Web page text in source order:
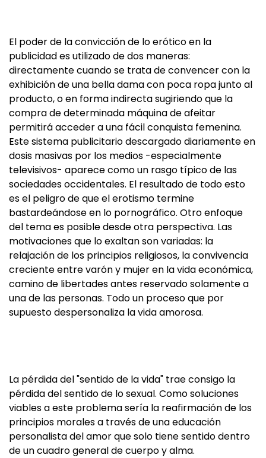
El poder de la convicción de lo erótico en la
publicidad es utilizado de dos maneras:
directamente cuando se trata de convencer con la
exhibición de una bella dama con poca ropa junto al
producto, o en forma indirecta sugiriendo que la
compra de determinada máquina de afeitar
permitirá acceder a una fácil conquista femenina.
Este sistema publicitario descargado diariamente en
dosis masivas por los medios -especialmente
televisivos- aparece como un rasgo típico de las
sociedades occidentales. El resultado de todo esto
es el peligro de que el erotismo termine
bastardeándose en lo pornográfico. Otro enfoque
del tema es posible desde otra perspectiva. Las
motivaciones que lo exaltan son variadas: la
relajación de los principios religiosos, la convivencia
creciente entre varón y mujer en la vida económica,
camino de libertades antes reservado solamente a
una de las personas. Todo un proceso que por
supuesto despersonaliza la vida amorosa.
La pérdida del "sentido de la vida" trae consigo la
pérdida del sentido de lo sexual. Como soluciones
viables a este problema sería la reafirmación de los
principios morales a través de una educación
personalista del amor que solo tiene sentido dentro
de un cuadro general de cuerpo y alma.